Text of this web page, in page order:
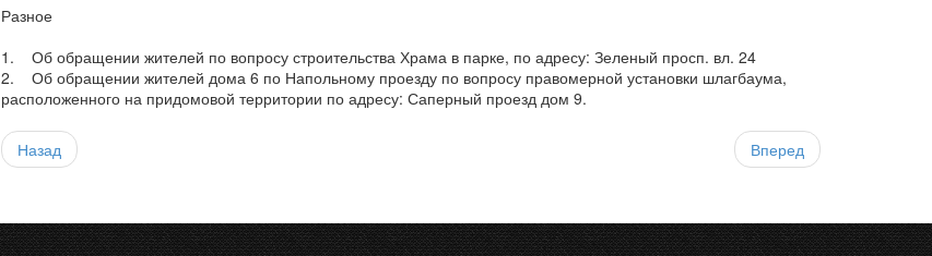
Разное
1. Об обращении жителей по вопросу строительства Храма в парке, по адресу: Зеленый просп. вл. 24
2. Об обращении жителей дома 6 по Напольному проезду по вопросу правомерной установки шлагбаума,
расположенного на придомовой территории по адресу: Саперный проезд дом 9.
Назад Вперед